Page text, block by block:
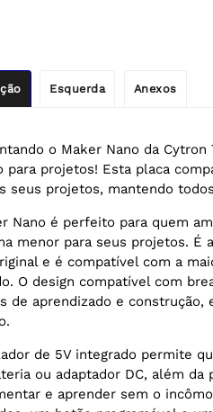
Esquerda Anexos
o Maker Nano da
para projetos! Esta placa
seus projetos, mantendo
Nano é perfeito para quem
menor para seus projetos. É
e é compatível com a
O design compatível com
de aprendizado e construção,
de 5V integrado permite
ou adaptador DC, além
e aprender sem o